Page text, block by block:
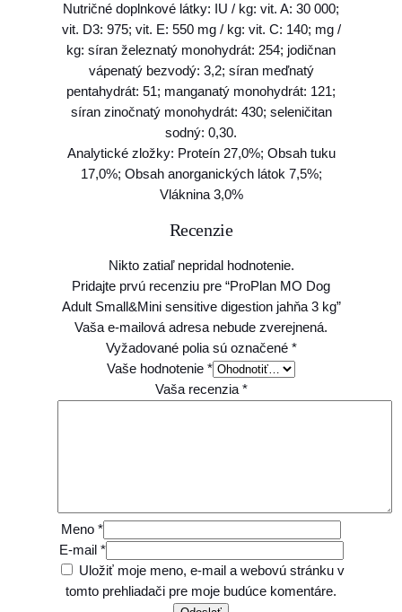
s
i
t
i
v
e
i
g
i
o
n
j
a
h
a
Nutričné doplnkové látky: IU / kg: vit. A: 30 000;
vit. D3: 975; vit. E: 550 mg / kg: vit. C: 140; mg /
kg: síran železnatý monohydrát: 254; jodičnan
vápenatý bezvodý: 3,2; síran meďnatý
pentahydrát: 51; manganatý monohydrát: 121;
síran zinočnatý monohydrát: 430; seleničitan
sodný: 0,30.
Analytické zložky: Proteín 27,0%; Obsah tuku
17,0%; Obsah anorganických látok 7,5%;
Vláknina 3,0%
Recenzie
Nikto zatiaľ nepridal hodnotenie.
Pridajte prvú recenziu pre “ProPlan MO Dog
Adult Small&Mini sensitive digestion jahňa 3 kg”
Vaša e-mailová adresa nebude zverejnená.
Vyžadované polia sú označené *
Vaše hodnotenie *
Vaša recenzia *
Meno *
E-mail *
Uložiť moje meno, e-mail a webovú stránku v
tomto prehliadači pre moje budúce komentáre.